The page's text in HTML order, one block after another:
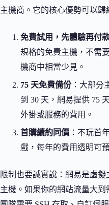
主機商。它的核心優勢可以歸
免費試用，先體驗再付
規格的免費主機，不需
機商中相當少見。
75 天免費備份 ：大部分
到 30 天，網易提供 75
外掛或服務的費用。
首購續約同價 ：不玩首
戲，每年的費用透明可
限制也要誠實說：網易是虛
主機。如果你的網站流量大